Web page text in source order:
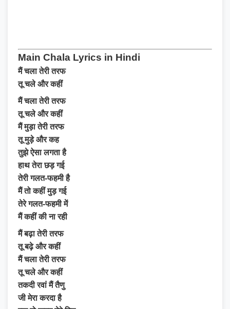
Main Chala Lyrics in Hindi
मैं चला तेरी तरफ
तू चले और कहीं
मैं चला तेरी तरफ
तू चले और कहीं
मैं मुड़ा तेरी तरफ
तू मुड़े और कह
तुझे ऐसा लगता है
हाथ तेरा छड़ गई
तेरी गलत-फहमी है
मैं तो कहीं मुड़ गई
तेरे गलत-फहमी में
मैं कहीं की ना रही
मैं बढ़ा तेरी तरफ
तू बढ़े और कहीं
मैं चला तेरी तरफ
तू चले और कहीं
तकदी रवां मैं तैणु
जी मेरा करदा है